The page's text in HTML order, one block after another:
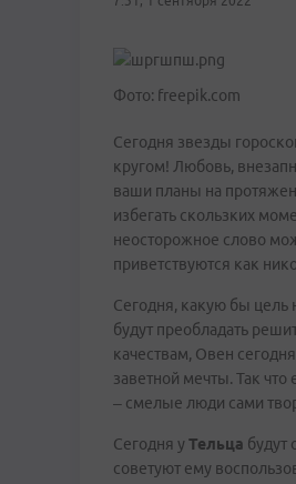
Фото: freepik.com
Сегодня звезды
кругом! Любовь,
ваши планы на
избегать скользких
неосторожное слово
приветствуются как
Сегодня, какую бы цель
будут преобладать
качествам, Овен
заветной мечты. Так
– смелые люди сами
Сегодня уТельца будут
советуют ему